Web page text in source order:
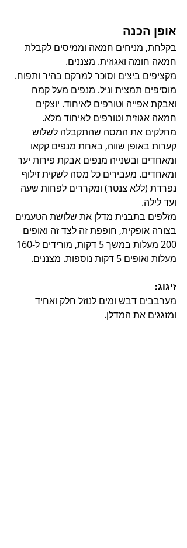
אופן הכנה
בקלחת, מניחים חמאה וממיסים לקבלת
חמאה חומה ואגוזית. מצננים.
מקציפים ביצים וסוכר למרקם בהיר ותפוח.
מוסיפים תמצית וניל. מנפים מעל קמח
ואבקת אפייה וטורפים לאיחוד. יוצקים
חמאה אגוזית וטורפים לאיחוד מלא.
מחלקים את המסה שהתקבלה לשלוש
קערות באופן שווה, באחת מנפים קקאו
ומאחדים ובשנייה מנפים אבקת פירות יער
ומאחדים. מעבירים כל מסה לשקית זילוף
נפרדת (ללא צנטר) ומקררים לפחות שעה
ועד לילה.
מזלפים בתבנית מדלן את שלושת הטעמים
בצורה אופקית, חופפת זה לצד זה ואופים
מעלות ואופים 5 דקות נוספות. מצננים.
זיגוג:
מערבבים דבש ומים לנוזל חלק ואחיד
ומזגגים את המדלן.